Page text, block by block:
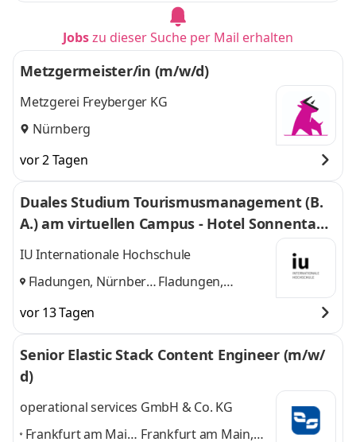
Jobszu dieser Suche per Mail erhalten
Metzgermeister/in (m/w/d)
Metzgerei Freyberger KG
Nürnberg
vor 2 Tagen
Duales Studium Tourismusmanagement (B.
A.) am virtuellen Campus - Hotel Sonnentau
GmbH & Co. KG
IU Internationale Hochschule
Fladungen, Nürnberg,Fladungen,
vor 13 Tagen
Senior Elastic Stack Content Engineer (m/w/
d)
operational services GmbH & Co. KG
Frankfurt am Main, Frankfurt am Main,